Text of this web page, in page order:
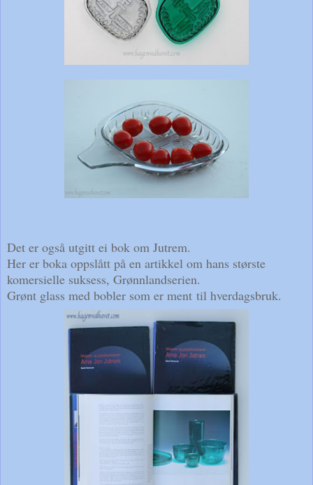
Det er også utgitt ei bok om Jutrem.
Her er boka oppslått på en artikkel om hans største
komersielle suksess, Grønnlandserien.
Grønt glass med bobler som er ment til hverdagsbruk.